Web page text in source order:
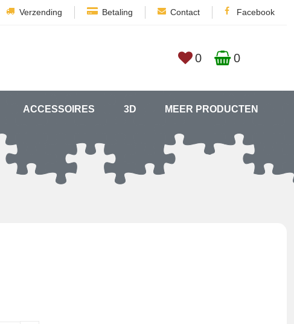
Verzending Betaling Contact Facebook
0 0
ACCESSOIRES 3D MEER PRODUCTEN